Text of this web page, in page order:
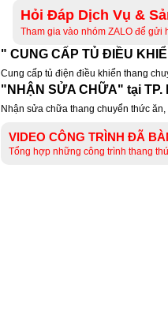
Hỏi Đáp Dịch Vụ &
Tham gia vào nhóm ZALO để gửi
" CUNG CẤP TỦ ĐIỀU
Cung cấp tủ điện điều khiển thang
"NHẬN SỬA CHỮA" tại TP.
Nhận sửa chữa thang chuyển thức
VIDEO CÔNG TRÌNH ĐÃ
Tổng hợp những công trình thang